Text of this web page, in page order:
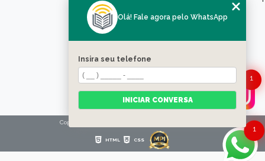
MENU
QUEM SOMOS
PRODUTOS
CONTATO
CATEGORIAS
MAPA DO SITE
Copyright © Impressos ADG. (Lei 9610 de 19/02/1998)
HTML CSS
1
1
Olá! Fale agora pelo WhatsApp
Insira seu telefone
INICIAR CONVERSA